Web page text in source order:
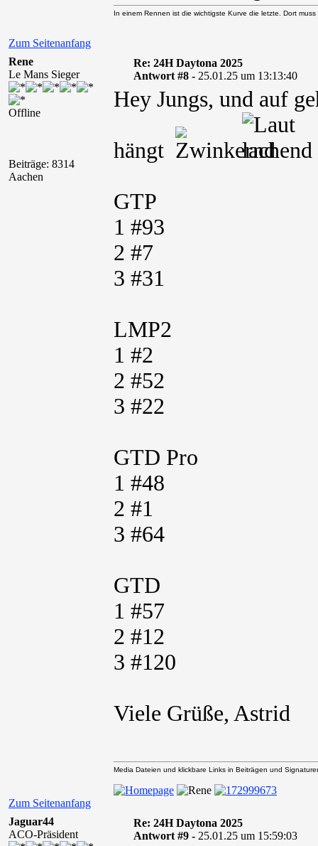
Zum Seitenanfang
In einem Rennen ist die wichtigste Kurve die letzte. Dort
Rene
Le Mans Sieger
Offline
Beiträge: 8314
Aachen
Re: 24H Daytona 2025
Antwort #8 - 25.01.25 um 13:13:40
Hey Jungs, und auf
hängt
GTP
1 #93
2 #7
3 #31
LMP2
1 #2
2 #52
3 #22
GTD Pro
1 #48
2 #1
3 #64
GTD
1 #57
2 #12
3 #120
Viele Grüße, Astrid
Zum Seitenanfang
Media Dateien und klickbare Links in Beiträgen und
Jaguar44
ACO-Präsident
Re: 24H Daytona 2025
Antwort #9 - 25.01.25 um 15:59:03